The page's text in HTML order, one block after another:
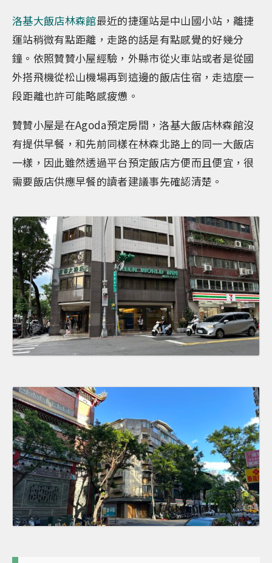
洛基大飯店林森館最近的捷運站是中山國小站，離捷
運站稍微有點距離，走路的話是有點感覺的好幾分
鐘。依照贊贊小屋經驗，外縣市從火車站或者是從國
外搭飛機從松山機場再到這邊的飯店住宿，走這麼一
段距離也許可能略感疲憊。
贊贊小屋是在Agoda預定房間，洛基大飯店林森館沒
有提供早餐，和先前同樣在林森北路上的同一大飯店
一樣，因此雖然透過平台預定飯店方便而且便宜，很
需要飯店供應早餐的讀者建議事先確認清楚。